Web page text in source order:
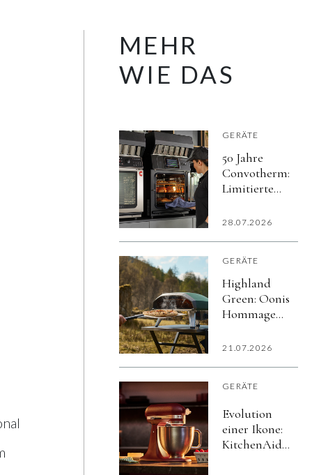
MEHR
WIE DAS
GERÄTE
50 Jahre
Convotherm:
Limitierte
Mini Black
28.07.2026
GERÄTE
Highland
Green: Oonis
Hommage
Schottlands
21.07.2026
GERÄTE
Evolution
einer Ikone:
KitchenAid